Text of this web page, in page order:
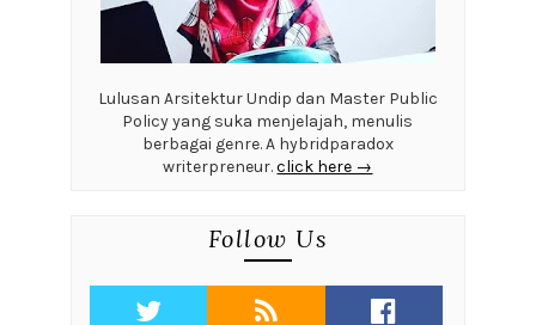
Lulusan Arsitektur Undip dan Master Public
Policy yang suka menjelajah, menulis
berbagai genre. A hybridparadox
writerpreneur.click here →
Follow Us